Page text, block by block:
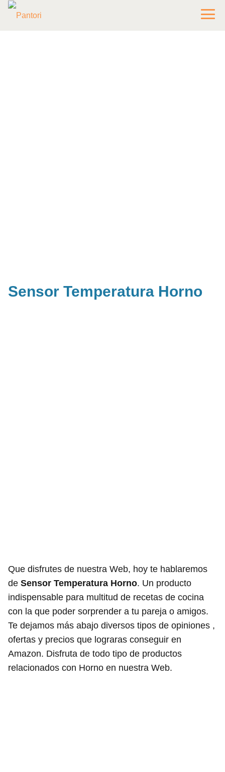
Sensor Temperatura Horno
Que disfrutes de nuestra Web, hoy te hablaremos
de Sensor Temperatura Horno. Un producto
indispensable para multitud de recetas de cocina
con la que poder sorprender a tu pareja o amigos.
Te dejamos más abajo diversos tipos de opiniones ,
ofertas y precios que lograras conseguir en
Amazon. Disfruta de todo tipo de productos
relacionados con Horno en nuestra Web.